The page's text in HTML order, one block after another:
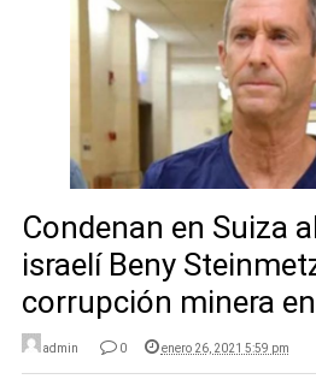
Condenan en Suiza
israelí Beny
corrupción minera
admin 0 enero 26, 2021 5:59 pm